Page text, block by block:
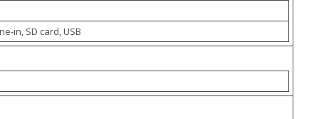
in, SD card, USB